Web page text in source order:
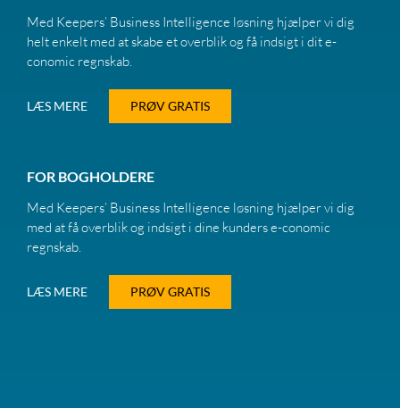
Med Keepers’ Business Intelligence løsning hjælper vi dig
helt enkelt med at skabe et overblik og få indsigt i dit e-
conomic regnskab.
LÆS MERE PRØV GRATIS
FOR BOGHOLDERE
Med Keepers’ Business Intelligence løsning hjælper vi dig
med at få overblik og indsigt i dine kunders e-conomic
regnskab.
LÆS MERE PRØV GRATIS